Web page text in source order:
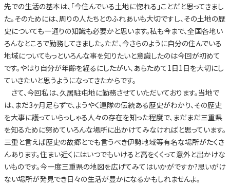
先での生活の基本は、「今住んでいる土地に惚れる」ことだと思ってきまし
た。そのためには、周りの人たちとのふれあいも大切ですし、その土地の歴
史についても一通りの知識も必要かと思います。私も今まで、全国各地い
ろんなところで勤務してきました。ただ、今さらのように自分の住んでいる
地域についてもっといろんな事を知りたいと意識したのは今回が初めて
です。やはり自分が年齢を経るにしたがい、あらためて1日1日を大切にし
ていきたいと思うようになってきたからです。
さて、今回私は、久居駐屯地に勤務させていただいております。当地で
は、まだ3ヶ月足らずで、ようやく連隊の伝統ある歴史がわかり、その歴史
を大事に護っていらっしゃる人々の存在を知った程度で、まだまだ三重県
を知るために努めていろんな場所に出かけてみなければと思っています。
三重と言えば歴史の故郷とでも言うべき伊勢地域等有名な場所がたくさ
んあります。住まい近くにはいつでもいけると高をくくって意外と出かけな
いものです。今一度三重県の地図を広げてみてはいかがですか?思いがけ
ない場所が発見でき日々の生活が豊かになるかもしれませんよ。